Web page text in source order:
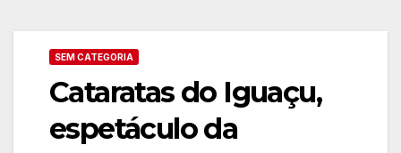
SEM CATEGORIA
Cataratas do Iguaçu,
espetáculo da